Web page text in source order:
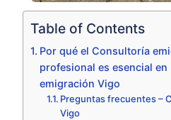
Table of Contents
Por qué el Consultoría
profesional es esencial
emigración Vigo
Preguntas frecuentes –
Vigo